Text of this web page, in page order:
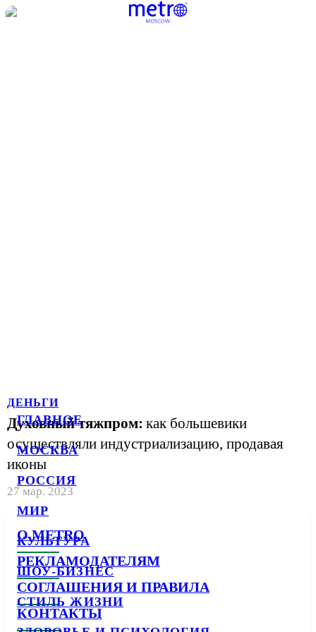
ГЛАВНОЕ
МОСКВА
РОССИЯ
МИР
КУЛЬТУРА
ШОУ-БИЗНЕС
СТИЛЬ ЖИЗНИ
ДЕНЬГИ
Духовный тяжпром: как большевики
осуществляли индустриализацию, продавая
иконы
27 мар. 2023
О METRO
РЕКЛАМОДАТЕЛЯМ
СОГЛАШЕНИЯ И ПРАВИЛА
КОНТАКТЫ